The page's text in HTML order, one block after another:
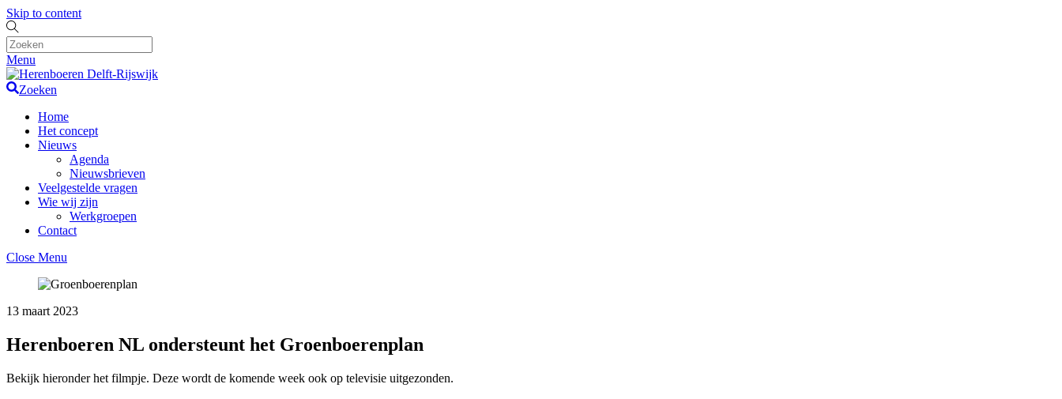
Skip to content
Menu
Zoeken
Home
Het concept
Nieuws
Agenda
Nieuwsbrieven
Veelgestelde vragen
Wie wij zijn
Werkgroepen
Contact
Close Menu
13 maart 2023
Herenboeren NL ondersteunt het Groenboerenplan
Bekijk hieronder het filmpje. Deze wordt de komende week ook op televisie uitgezonden.